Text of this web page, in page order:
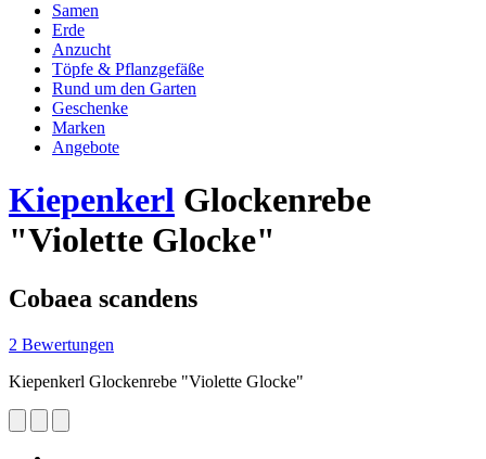
Samen
Erde
Anzucht
Töpfe & Pflanzgefäße
Rund um den Garten
Geschenke
Marken
Angebote
Kiepenkerl Glockenrebe
"Violette Glocke"
Cobaea scandens
2 Bewertungen
Kiepenkerl Glockenrebe "Violette Glocke"